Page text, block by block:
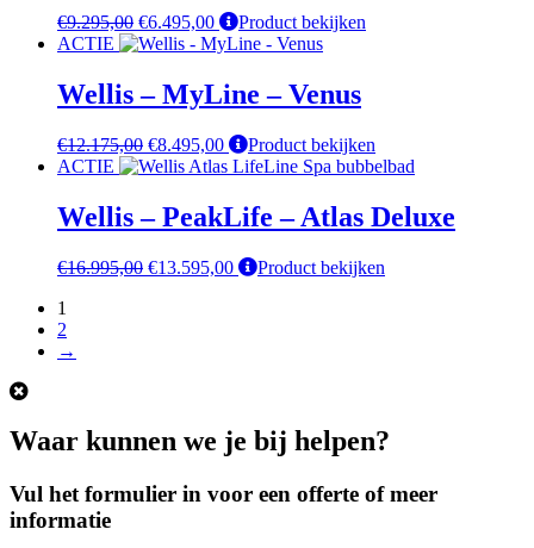
€9.295,00 Oorspronkelijke
prijs
€9.295,00.
€6.495,00Huidige
prijs
€6.495,00.
Product bekijken
ACTIE
Wellis – MyLine – Venus
€12.175,00 Oorspronkelijke
prijs
€12.175,00.
€8.495,00Huidige
prijs
€8.495,00.
Product bekijken
ACTIE
Wellis – PeakLife – Atlas Deluxe
€16.995,00 Oorspronkelijke
€13.595,00Huidige
Product bekijken
1
2
→
Waar kunnen we je bij helpen?
Vul het formulier in voor een offerte of meer
informatie